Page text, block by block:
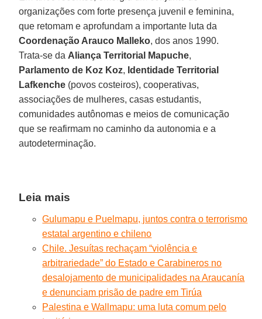
organizações com forte presença juvenil e feminina,
que retomam e aprofundam a importante luta da
Coordenação Arauco Malleko, dos anos 1990.
Trata-se da Aliança Territorial Mapuche,
Parlamento de Koz Koz, Identidade Territorial
Lafkenche (povos costeiros), cooperativas,
associações de mulheres, casas estudantis,
comunidades autônomas e meios de comunicação
que se reafirmam no caminho da autonomia e a
autodeterminação.
Leia mais
Gulumapu e Puelmapu, juntos contra o terrorismo
estatal argentino e chileno
Chile. Jesuítas rechaçam “violência e
arbitrariedade” do Estado e Carabineros no
desalojamento de municipalidades na Araucanía
e denunciam prisão de padre em Tirúa
Palestina e Wallmapu: uma luta comum pelo